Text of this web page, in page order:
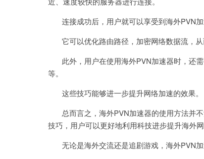
连接成功后，用户就可以享受到海外PVN加
它可以优化路由路径，加密网络数据流，从
此外，用户在使用海外PVN加速器时，还需
等。
这些技巧能够进一步提升网络加速的效果。
总而言之，海外PVN加速器的使用方法并不
技巧，用户可以更好地利用科技进步提升海外网
无论是海外交流还是追剧游戏，海外PVN加